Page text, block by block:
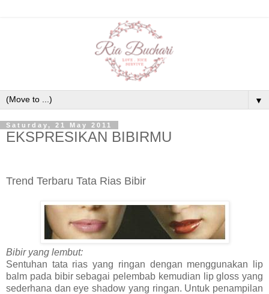
▼
Saturday, 21 May 2011
EKSPRESIKAN BIBIRMU
Trend Terbaru Tata Rias Bibir
Bibir yang lembut:
Sentuhan tata rias yang ringan dengan menggunakan lip
balm pada bibir sebagai pelembab kemudian lip gloss yang
sederhana dan eye shadow yang ringan. Untuk penampilan